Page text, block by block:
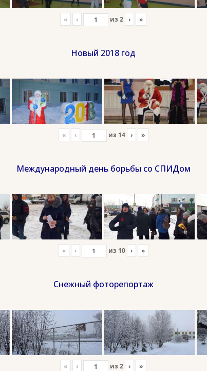
« ‹ из 2 › »
Новый 2018 год
« ‹ из 14 › »
Международный день борьбы со СПИДом
« ‹ из 10 › »
Снежный фоторепортаж
« ‹ из 2 › »